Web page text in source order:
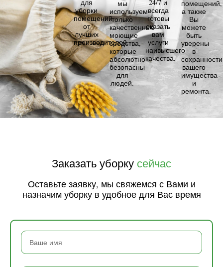
для
уборки
помещений
от
лучших
производителей.
мы
используем
только
качественные
моющие
средства,
которые
абсолютно
безопасны
для
людей.
24/7 и
всегда
готовы
оказать
вам
услуги
наивысшего
качества.
помещений,
а также
Вы
можете
быть
уверены
в
сохранности
вашего
имущества
и
ремонта.
Заказать уборку сейчас
Оставьте заявку, мы свяжемся с Вами и
назначим уборку в удобное для Вас время